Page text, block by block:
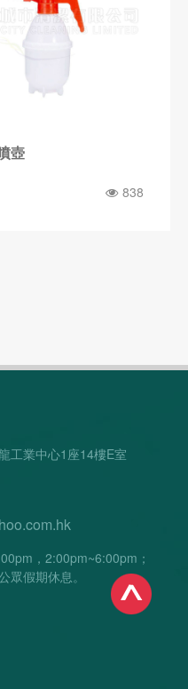
壺
838
工業中心1座14樓E室
，2:00pm~6:00pm；
假期休息。